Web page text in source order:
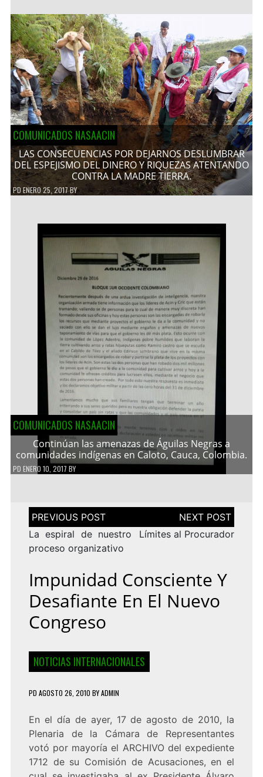
COMUNICADOS NASAACIN
LAS CONSECUENCIAS POR DEJARNOS DESLUMBRAR
DEL ESPEJISMO DEL DINERO Y RIQUEZAS ATENTANDO
CONTRA LA MADRE TIERRA.
PDENERO 25, 2017BY
COMUNICADOS NASAACIN
Continúan las amenazas de Águilas Negras a
comunidades indígenas en Caloto, Cauca, Colombia.
PD ENERO 10, 2017 BY
Navegación
de
entradas
La espiral de nuestro
proceso organizativo
Límites al Procurador
Impunidad Consciente Y
Desafiante En El Nuevo
Congreso
NOTICIAS INTERNACIONALES
PD AGOSTO 26, 2010 BYADMIN
En el día de ayer, 17 de agosto de 2010, la
Plenaria de la Cámara de Representantes
votó por mayoría el ARCHIVO del expediente
1712 de su Comisión de Acusaciones, en el